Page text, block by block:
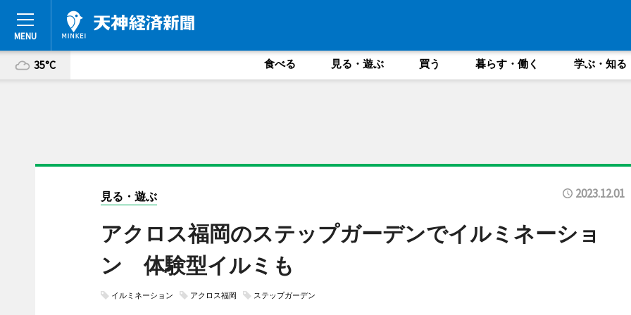
35°C 食べる 見る・遊ぶ 買う 暮らす・働く 学ぶ・知る
見る・遊ぶ 2023.12.01
アクロス福岡のステップガーデンでイルミネーショ
ン 体験型イルミも
イルミネーション アクロス福岡 ステップガーデン